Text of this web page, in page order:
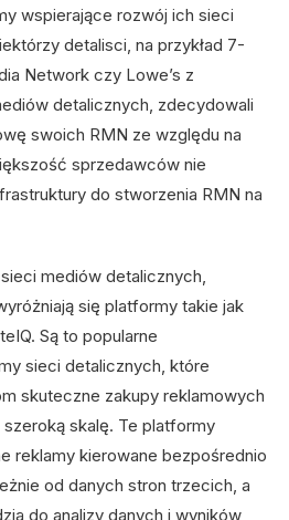
wspierające rozwój ich sieci
detalisci, na przykład 7-
Network czy Lowe’s z
detalicznych, zdecydowali
swoich RMN ze względu na
sprzedawców nie
do stworzenia RMN na
mediów detalicznych,
się platformy takie jak
Są to popularne
sieci detalicznych, które
skuteczne zakupy reklamowych
skalę. Te platformy
reklamy kierowane bezpośrednio
od danych stron trzecich, a
do analizy danych i wyników